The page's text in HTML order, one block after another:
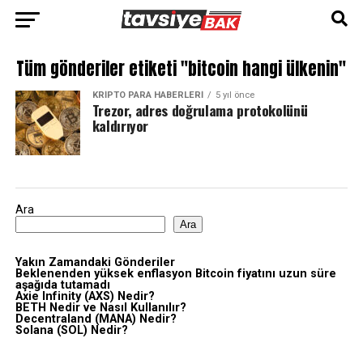
Tüm gönderiler etiketi "bitcoin hangi ülkenin"
KRIPTO PARA HABERLERI 5 yıl önce
Trezor, adres doğrulama protokolünü
kaldırıyor
Ara
Ara
Yakın Zamandaki Gönderiler
Beklenenden yüksek enflasyon Bitcoin fiyatını uzun süre
aşağıda tutamadı
Axie Infinity (AXS) Nedir?
BETH Nedir ve Nasıl Kullanılır?
Decentraland (MANA) Nedir?
Solana (SOL) Nedir?